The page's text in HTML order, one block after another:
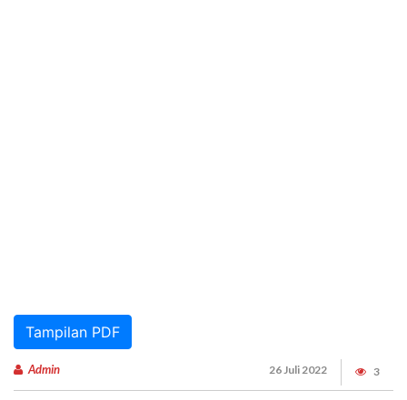
Tampilan PDF
Admin 26 Juli 2022 3